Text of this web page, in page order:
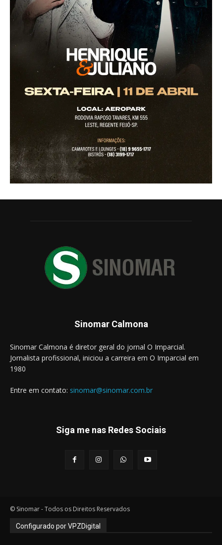
Sinomar Calmona
Sinomar Calmona é diretor geral do jornal O Imparcial.
Jornalista profissional, iniciou a carreira em O Imparcial em
1980
Entre em contato: sinomar@sinomar.com.br
Siga me nas Redes Sociais
© Sinomar - Todos os Direitos Reservados
Configurado por VPZDigital